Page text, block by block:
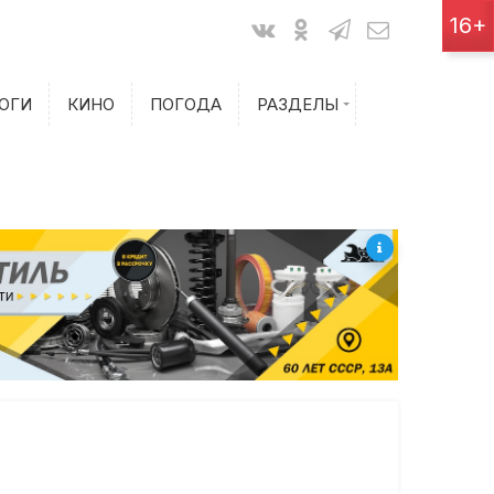
КИНО ПОГОДА РАЗДЕЛЫ
Показания счетчиков
Билеты на поезд
16+